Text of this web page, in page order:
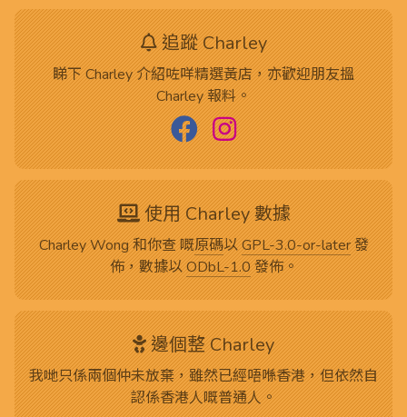
追蹤 Charley
睇下 Charley 介紹咗咩精選黃店，亦歡迎朋友搵
Charley 報料。
使用 Charley 數據
Charley Wong 和你查 嘅原碼以GPL-3.0-or-later發
佈，數據以ODbL-1.0發佈。
邊個整 Charley
我哋只係兩個仲未放棄，雖然已經唔喺香港，但依然自
認係香港人嘅普通人。